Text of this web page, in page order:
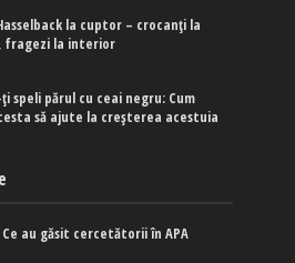
la cuptor – crocanți la
fragezi la interior
ți speli părul cu ceai negru: Cum
să ajute la creșterea acestuia
Ce au găsit cercetătorii în APA